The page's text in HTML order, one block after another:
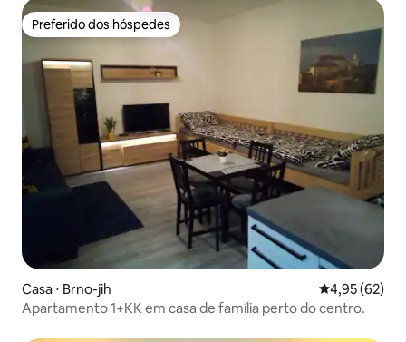
Preferido dos hóspedes
Preferido dos hóspedes
Casa ⋅ Brno-jih 4,95 de uma
4,95 (62)
Apartamento 1+KK em casa de família perto do centro.